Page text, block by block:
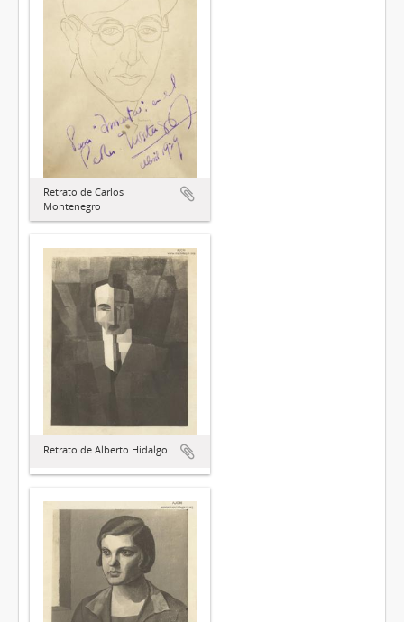
Retrato de Carlos
Montenegro
Retrato de Alberto Hidalgo